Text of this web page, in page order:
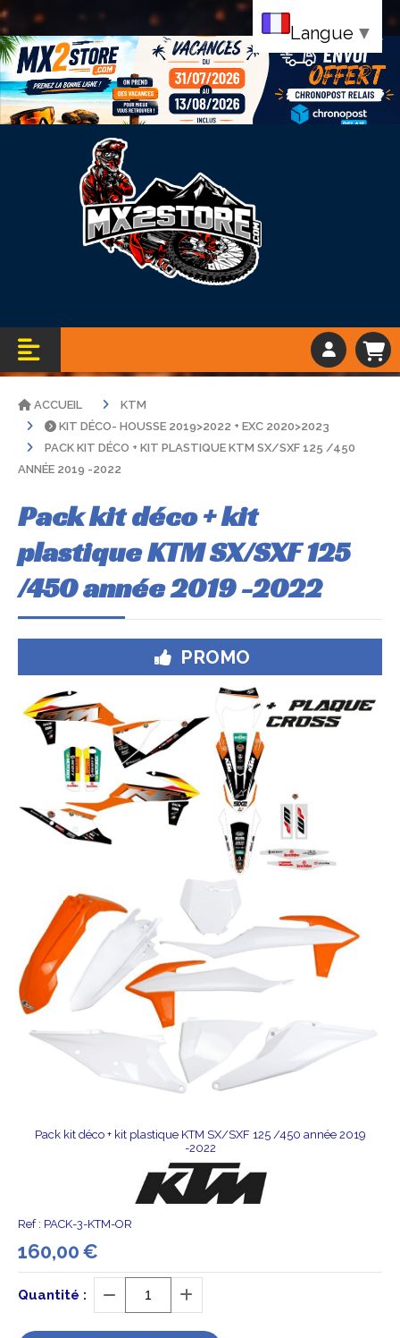
Bandeau vacance
ACCUEIL
KTM
KIT DÉCO- HOUSSE 2019>2022 + EXC 2020>2023
PACK KIT DÉCO + KIT PLASTIQUE KTM SX/SXF 125 /450
ANNÉE 2019 -2022
Pack kit déco + kit
plastique KTM SX/SXF 125
/450 année 2019 -2022
PROMO
Pack kit déco + kit plastique KTM SX/SXF 125 /450 année 2019
-2022
Ref : PACK-3-KTM-OR
160,00€
Quantité :
Langue ▼